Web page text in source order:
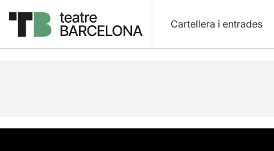
Cartellera i entrades
Descripció Fitxa artística Fotos i vídeos